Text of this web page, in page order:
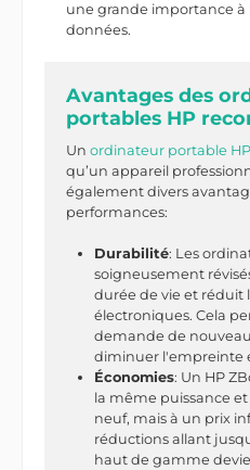
une grande importance à
données.
Avantages des
portables HP
Un ordinateur portable
qu’un appareil
également divers
performances:
Durabilité: Les
soigneusement
durée de vie et réduit
électroniques. Cela
demande de
diminuer l'empreinte
Économies: Un HP
la même puissance
neuf, mais à un prix
réductions allant
haut de gamme